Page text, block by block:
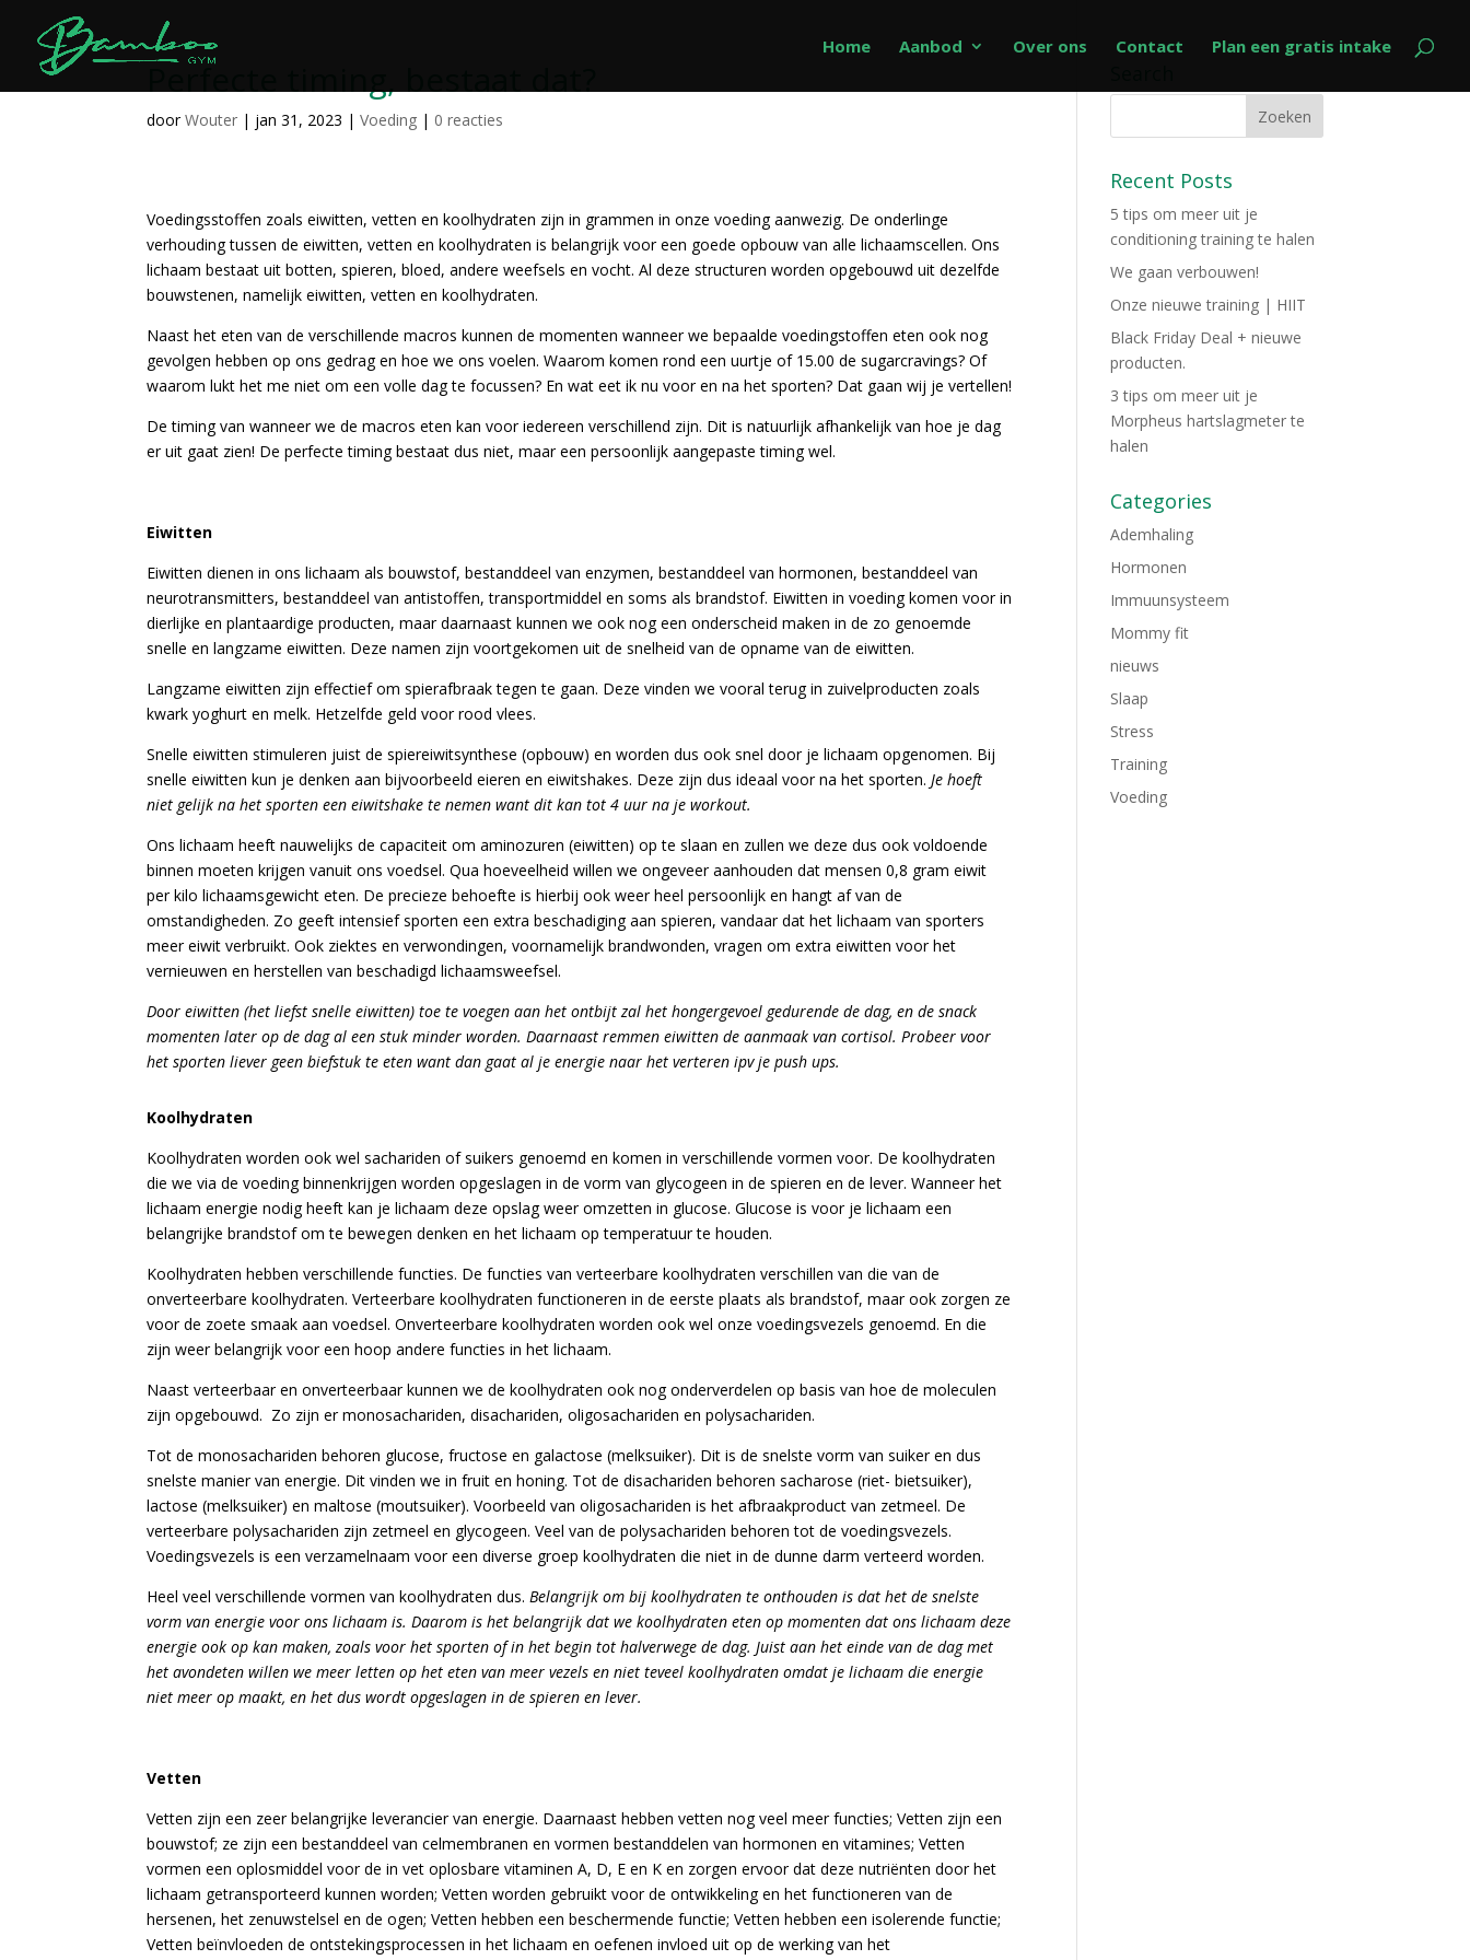
Home Aanbod Over ons Contact Plan een gratis intake
Perfecte timing, bestaat dat?
doorWouter | jan 31, 2023 |Voeding | 0 reacties
Voedingsstoffen zoals eiwitten, vetten en koolhydraten zijn in grammen in onze voeding aanwezig. De onderlinge
verhouding tussen de eiwitten, vetten en koolhydraten is belangrijk voor een goede opbouw van alle lichaamscellen. Ons
lichaam bestaat uit botten, spieren, bloed, andere weefsels en vocht. Al deze structuren worden opgebouwd uit dezelfde
bouwstenen, namelijk eiwitten, vetten en koolhydraten.
Naast het eten van de verschillende macros kunnen de momenten wanneer we bepaalde voedingstoffen eten ook nog
gevolgen hebben op ons gedrag en hoe we ons voelen. Waarom komen rond een uurtje of 15.00 de sugarcravings? Of
waarom lukt het me niet om een volle dag te focussen? En wat eet ik nu voor en na het sporten? Dat gaan wij je vertellen!
De timing van wanneer we de macros eten kan voor iedereen verschillend zijn. Dit is natuurlijk afhankelijk van hoe je dag
er uit gaat zien! De perfecte timing bestaat dus niet, maar een persoonlijk aangepaste timing wel.
Eiwitten
Eiwitten dienen in ons lichaam als bouwstof, bestanddeel van enzymen, bestanddeel van hormonen, bestanddeel van
neurotransmitters, bestanddeel van antistoffen, transportmiddel en soms als brandstof. Eiwitten in voeding komen voor in
dierlijke en plantaardige producten, maar daarnaast kunnen we ook nog een onderscheid maken in de zo genoemde
snelle en langzame eiwitten. Deze namen zijn voortgekomen uit de snelheid van de opname van de eiwitten.
Langzame eiwitten zijn effectief om spierafbraak tegen te gaan. Deze vinden we vooral terug in zuivelproducten zoals
kwark yoghurt en melk. Hetzelfde geld voor rood vlees.
Snelle eiwitten stimuleren juist de spiereiwitsynthese (opbouw) en worden dus ook snel door je lichaam opgenomen. Bij
snelle eiwitten kun je denken aan bijvoorbeeld eieren en eiwitshakes. Deze zijn dus ideaal voor na het sporten. Je hoeft
niet gelijk na het sporten eeneiwitshake te nemen want dit kan tot 4 uur na je workout.
Ons lichaam heeft nauwelijks de capaciteit om aminozuren (eiwitten) op te slaan en zullen we deze dus ook voldoende
binnen moeten krijgen vanuit ons voedsel. Qua hoeveelheid willen we ongeveer aanhouden dat mensen 0,8 gram eiwit
per kilo lichaamsgewicht eten. De precieze behoefte is hierbij ook weer heel persoonlijk en hangt af van de
omstandigheden. Zo geeft intensief sporten een extra beschadiging aan spieren, vandaar dat het lichaam van sporters
meer eiwit verbruikt. Ook ziektes en verwondingen, voornamelijk brandwonden, vragen om extra eiwitten voor het
vernieuwen en herstellen van beschadigd lichaamsweefsel.
Door eiwitten (het liefst snelle eiwitten) toe te voegen aan het ontbijt zal het hongergevoel gedurende de dag, en de snack
momenten later op de dag al een stuk minder worden. Daarnaast remmen eiwitten de aanmaak van cortisol. Probeer voor
het sporten liever geen biefstuk te eten want dan gaat al je energie naar het verteren ipv je push ups.
Koolhydraten
Koolhydraten worden ook wel sachariden of suikers genoemd en komen in verschillende vormen voor. De koolhydraten
die we via de voeding binnenkrijgen worden opgeslagen in de vorm van glycogeen in de spieren en de lever. Wanneer het
lichaam energie nodig heeft kan je lichaam deze opslag weer omzetten in glucose. Glucose is voor je lichaam een
belangrijke brandstof om te bewegen denken en het lichaam op temperatuur te houden.
Koolhydraten hebben verschillende functies. De functies van verteerbare koolhydraten verschillen van die van de
onverteerbare koolhydraten. Verteerbare koolhydraten functioneren in de eerste plaats als brandstof, maar ook zorgen ze
voor de zoete smaak aan voedsel. Onverteerbare koolhydraten worden ook wel onze voedingsvezels genoemd. En die
zijn weer belangrijk voor een hoop andere functies in het lichaam.
Naast verteerbaar en onverteerbaar kunnen we de koolhydraten ook nog onderverdelen op basis van hoe de moleculen
zijn opgebouwd. Zo zijn er monosachariden, disachariden, oligosachariden en polysachariden.
Tot de monosachariden behoren glucose, fructose en galactose (melksuiker). Dit is de snelste vorm van suiker en dus
snelste manier van energie. Dit vinden we in fruit en honing. Tot de disachariden behoren sacharose (riet- bietsuiker),
lactose (melksuiker) en maltose (moutsuiker). Voorbeeld van oligosachariden is het afbraakproduct van zetmeel. De
verteerbare polysachariden zijn zetmeel en glycogeen. Veel van de polysachariden behoren tot de voedingsvezels.
Voedingsvezels is een verzamelnaam voor een diverse groep koolhydraten die niet in de dunne darm verteerd worden.
Heel veel verschillende vormen van koolhydraten dus.Belangrijk om bij koolhydraten te onthouden is dat het de snelste
vorm van energie voor ons lichaam is. Daarom is het belangrijk dat we koolhydraten eten op momenten dat ons lichaam deze
energie ook op kan maken, zoals voor het sporten of in het begin tot halverwege de dag. Juist aan het einde van de dag met
het avondeten willen we meer letten op het eten van meer vezels en niet teveel koolhydraten omdat je lichaam die energie
niet meer op maakt, en het dus wordt opgeslagen in de spieren en lever.
Vetten
Vetten zijn een zeer belangrijke leverancier van energie. Daarnaast hebben vetten nog veel meer functies; Vetten zijn een
bouwstof; ze zijn een bestanddeel van celmembranen en vormen bestanddelen van hormonen en vitamines; Vetten
vormen een oplosmiddel voor de in vet oplosbare vitaminen A, D, E en K en zorgen ervoor dat deze nutriënten door het
lichaam getransporteerd kunnen worden; Vetten worden gebruikt voor de ontwikkeling en het functioneren van de
hersenen, het zenuwstelsel en de ogen; Vetten hebben een beschermende functie; Vetten hebben een isolerende functie;
Vetten beïnvloeden de ontstekingsprocessen in het lichaam en oefenen invloed uit op de werking van het
Recent Posts
5 tips om meer uit je
conditioning training te halen
We gaan verbouwen!
Onze nieuwe training | HIIT
Black Friday Deal + nieuwe
producten.
3 tips om meer uit je
Morpheus hartslagmeter te
halen
Categories
Ademhaling
Hormonen
Immuunsysteem
Mommy fit
nieuws
Slaap
Stress
Training
Voeding